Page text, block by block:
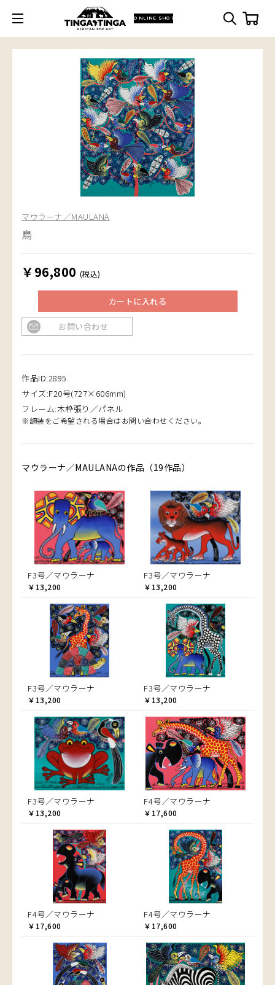
ONLINE SHOP
マウラーナ／MAULANA
鳥
￥96,800 (税込)
カートに入れる
お問い合わせ
作品ID:2895
サイズ:F20号(727×606mm)
フレーム:木枠張り／パネル
※額装をご希望される場合はお問い合わせください。
マウラーナ／MAULANAの作品（19作品）
F3号／マウラーナ
￥13,200
F3号／マウラーナ
￥13,200
F3号／マウラーナ
￥13,200
F3号／マウラーナ
￥13,200
F3号／マウラーナ
￥13,200
F4号／マウラーナ
￥17,600
F4号／マウラーナ
￥17,600
F4号／マウラーナ
￥17,600